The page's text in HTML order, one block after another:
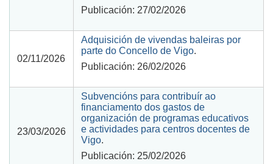
Publicación: 27/02/2026
02/11/2026
Adquisición de vivendas baleiras por
parte do Concello de Vigo.
Publicación: 26/02/2026
23/03/2026
Subvencións para contribuír ao
financiamento dos gastos de
organización de programas educativos
e actividades para centros docentes de
Vigo.
Publicación: 25/02/2026